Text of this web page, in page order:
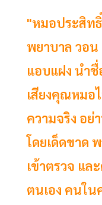
"หมอประสิท
พยาบาล วอน
แอบแฝง นำ
เสียงคุณหมอ
ความจริง อย่
โดยเด็ดขาด
เข้าตรวจ แล
ตนเอง คนใน